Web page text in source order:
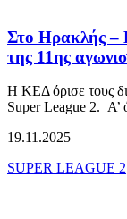
Στο Ηρακλής –
της 11ης
Η ΚΕΔ όρισε τους
Super League 2. Α’
19.11.2025
SUPER LEAGUE 2